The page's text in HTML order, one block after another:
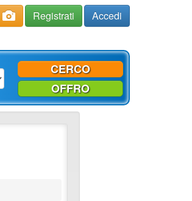
Registrati Accedi
CERCO
OFFRO